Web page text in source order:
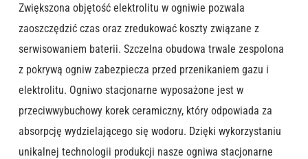
Zwiększona objętość elektrolitu w ogniwie pozwala
zaoszczędzić czas oraz zredukować koszty związane z
serwisowaniem baterii. Szczelna obudowa trwale zespolona
z pokrywą ogniw zabezpiecza przed przenikaniem gazu i
elektrolitu. Ogniwo stacjonarne wyposażone jest w
przeciwwybuchowy korek ceramiczny, który odpowiada za
absorpcję wydzielającego się wodoru. Dzięki wykorzystaniu
unikalnej technologii produkcji nasze ogniwa stacjonarne